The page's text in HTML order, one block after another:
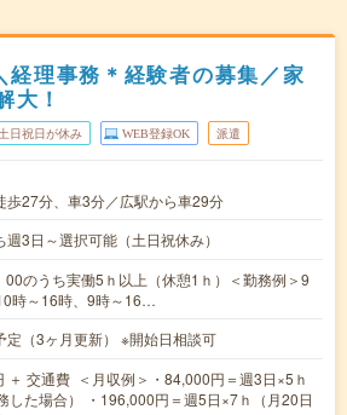
経理事務＊経験者の募集／家
大！
土日祝日が休み WEB登録OK 派遣
歩27分、車3分／広駅から車29分
週3日～選択可能（土日祝休み）
のうち実働5ｈ以上（休憩1ｈ）＜勤務例＞9
時～16時、9時～16…
定（3ヶ月更新） ※開始日相談可
＋ 交通費 ＜月収例＞・84,000円＝週3日×5ｈ
した場合） ・196,000円＝週5日×7ｈ（月20日